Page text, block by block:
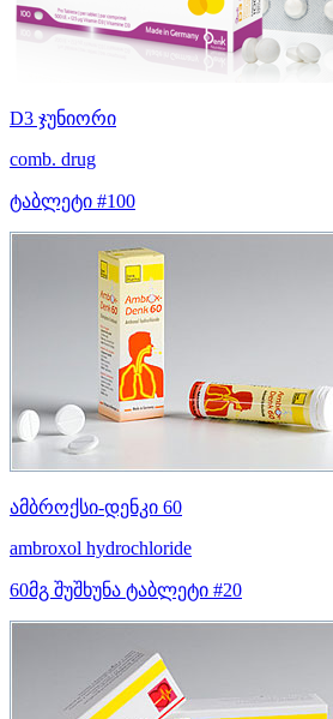
D3 ჯუნიორი
comb. drug
ტაბლეტი #100
ამბროქსი-დენკი 60
ambroxol hydrochloride
60მგ შუშხუნა ტაბლეტი #20